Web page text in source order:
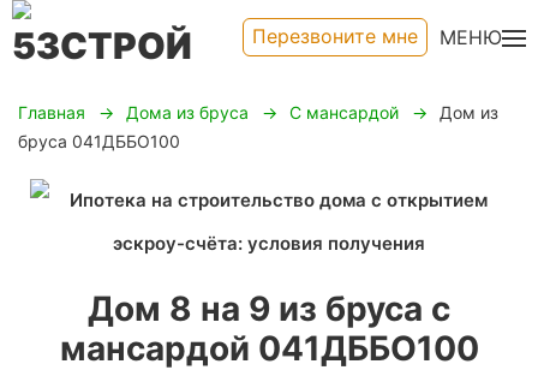
Перезвоните мне МЕНЮ
Главная Дома из бруса С мансардой
Дом из
бруса 041ДББО100
Дом 8 на 9 из бруса с
мансардой 041ДББО100